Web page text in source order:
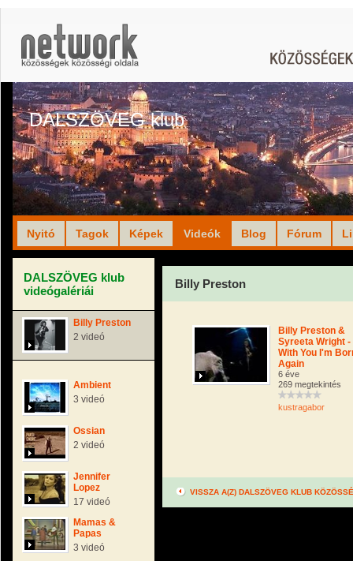
DALSZÖVEG klub
Nyitó Tagok Képek Videók Blog Fórum
DALSZÖVEG klub
videógalériái
Billy Preston
2 videó
Ambient
3 videó
Ossian
2 videó
Jennifer
Lopez
17 videó
Mamas &
Papas
3 videó
Billy Preston
Billy Preston &
Syreeta Wright -
With You I'm
Again
6 éve
269 megtekintés
kustragabor
VISSZA A(Z) DALSZÖVEG KLUB